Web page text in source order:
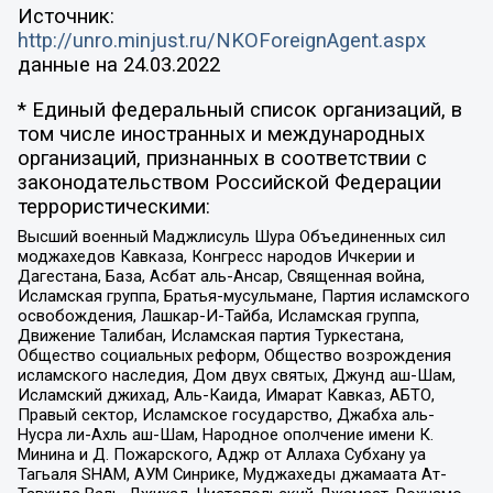
Источник:
http://unro.minjust.ru/NKOForeignAgent.aspx
данные на 24.03.2022
* Единый федеральный список организаций, в
том числе иностранных и международных
организаций, признанных в соответствии с
законодательством Российской Федерации
террористическими:
Высший военный Маджлисуль Шура Объединенных сил
моджахедов Кавказа, Конгресс народов Ичкерии и
Дагестана, База, Асбат аль-Ансар, Священная война,
Исламская группа, Братья-мусульмане, Партия исламского
освобождения, Лашкар-И-Тайба, Исламская группа,
Движение Талибан, Исламская партия Туркестана,
Общество социальных реформ, Общество возрождения
исламского наследия, Дом двух святых, Джунд аш-Шам,
Исламский джихад, Аль-Каида, Имарат Кавказ, АБТО,
Правый сектор, Исламское государство, Джабха аль-
Нусра ли-Ахль аш-Шам, Народное ополчение имени К.
Минина и Д. Пожарского, Аджр от Аллаха Субхану уа
Тагьаля SHAM, АУМ Синрике, Муджахеды джамаата Ат-